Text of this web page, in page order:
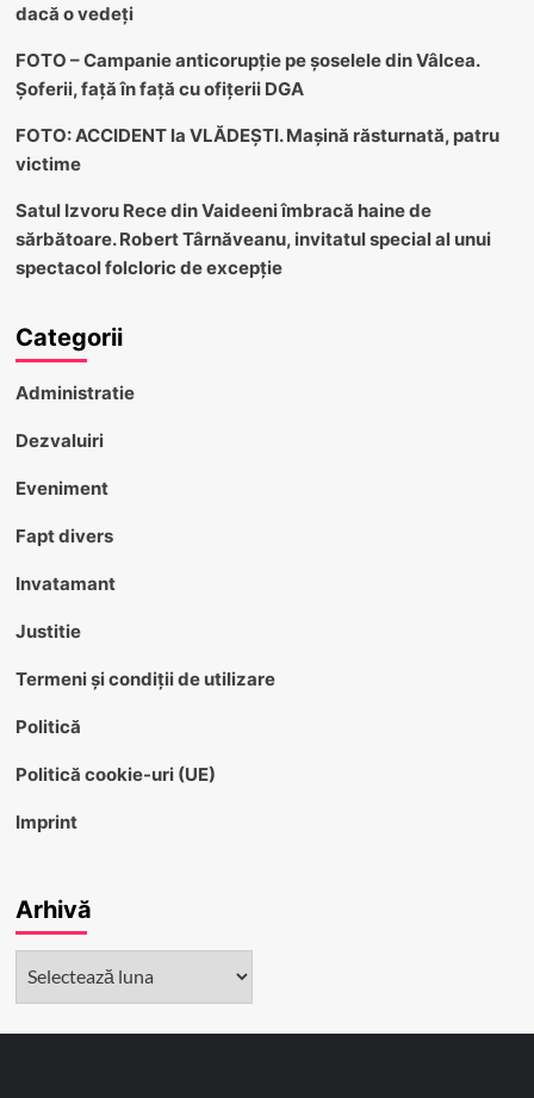
dacă o vedeți
FOTO – Campanie anticorupție pe șoselele din Vâlcea.
Șoferii, față în față cu ofițerii DGA
FOTO: ACCIDENT la VLĂDEȘTI. Mașină răsturnată, patru
victime
Satul Izvoru Rece din Vaideeni îmbracă haine de
sărbătoare. Robert Târnăveanu, invitatul special al unui
spectacol folcloric de excepție
Categorii
Administratie
Dezvaluiri
Eveniment
Fapt divers
Invatamant
Justitie
Termeni și condiții de utilizare
Politică
Politică cookie-uri (UE)
Imprint
Arhivă